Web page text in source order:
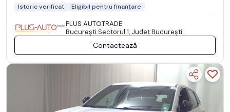
Istoric verificat Eligibil pentru finanțare
PLUS AUTOTRADE
Bucureşti Sectorul 1, Județ București
Contactează